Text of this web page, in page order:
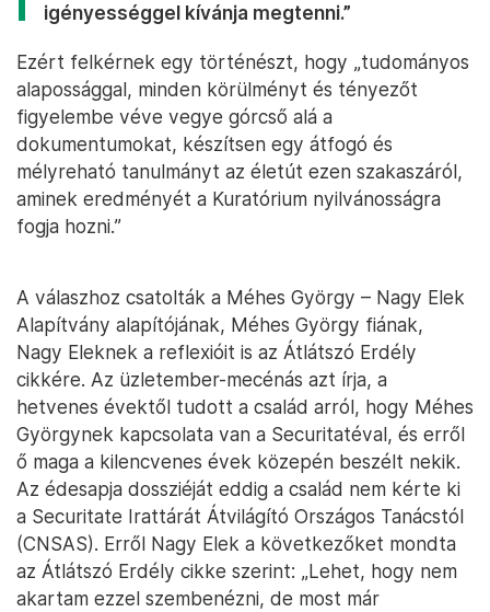
igényességgel kívánja megtenni.”
Ezért felkérnek egy történészt, hogy „tudományos
alapossággal, minden körülményt és tényezőt
figyelembe véve vegye górcső alá a
dokumentumokat, készítsen egy átfogó és
mélyreható tanulmányt az életút ezen szakaszáról,
aminek eredményét a Kuratórium nyilvánosságra
fogja hozni.”
A válaszhoz csatolták a Méhes György – Nagy Elek
Alapítvány alapítójának, Méhes György fiának,
Nagy Eleknek a reflexióit is az Átlátszó Erdély
cikkére. Az üzletember-mecénás azt írja, a
hetvenes évektől tudott a család arról, hogy Méhes
Györgynek kapcsolata van a Securitatéval, és erről
ő maga a kilencvenes évek közepén beszélt nekik.
Az édesapja dossziéját eddig a család nem kérte ki
a Securitate Irattárát Átvilágító Országos Tanácstól
(CNSAS). Erről Nagy Elek a következőket mondta
az Átlátszó Erdély cikke szerint: „Lehet, hogy nem
akartam ezzel szembenézni, de most már